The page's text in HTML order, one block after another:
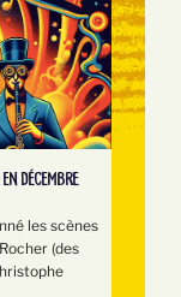
DÉCEMBRE
les scènes
(des